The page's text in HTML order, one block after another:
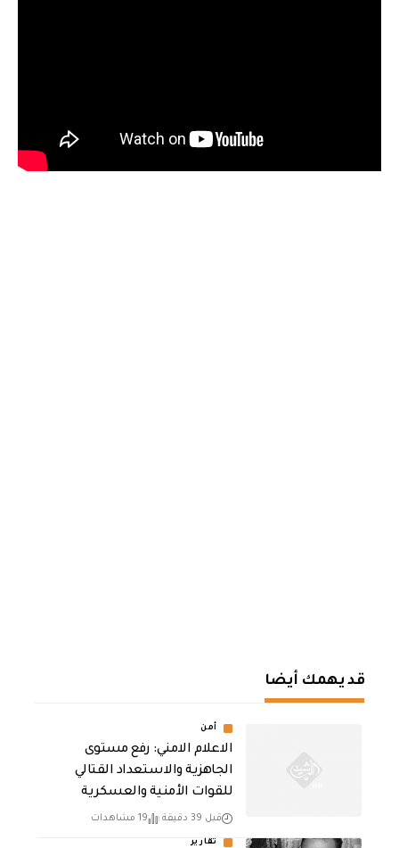
قد يهمك أيضا
أمن
الاعلام الامني: رفع مستوى
الجاهزية والاستعداد القتالي
للقوات الأمنية والعسكرية
قبل 39 دقيقة 19 مشاهدات
تقارير